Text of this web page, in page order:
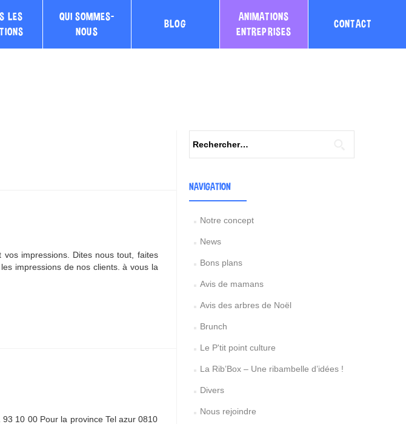
LES
QUI SOMMES-
NOUS
BLOG
ANIMATIONS
ENTREPRISES
CONTACT
impressions. Dites nous tout, faites
impressions de nos clients. à vous la
10 00 Pour la province Tel azur 0810
NAVIGATION
Notre concept
News
Bons plans
Avis de mamans
Avis des arbres de Noël
Brunch
Le P'tit point culture
La Rib’Box – Une ribambelle d’idées !
Divers
Nous rejoindre